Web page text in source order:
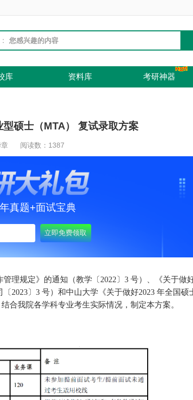
库 资料库 考研神器
硕士（MTA） 复试录取方案
阅读数： 1387
真题+面试宝典
理规定》的通知（教学〔2022〕3 号）、《关于做
2023〕3 号）和中山大学《关于做好2023 年全国硕
合我院各学科专业考生实际情况，制定本方案。